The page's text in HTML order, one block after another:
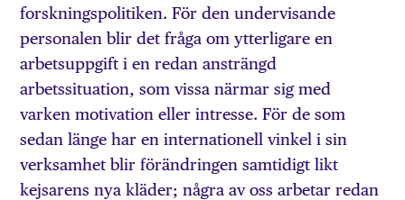
forskningspolitiken. För den undervisande
personalen blir det fråga om ytterligare en
arbetsuppgift i en redan ansträngd
arbetssituation, som vissa närmar sig med
varken motivation eller intresse. För de som
sedan länge har en internationell vinkel i sin
verksamhet blir förändringen samtidigt likt
kejsarens nya kläder; några av oss arbetar redan